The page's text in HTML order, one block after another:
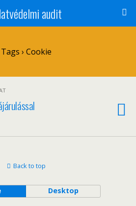
audit
Tags › Cookie
Back to top
Desktop